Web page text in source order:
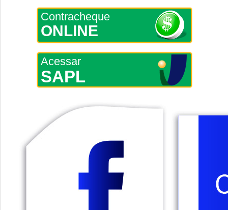
Contracheque
ONLINE
Acessar
SAPL